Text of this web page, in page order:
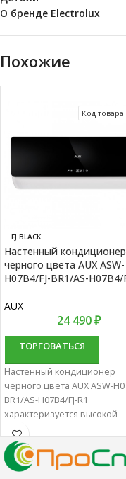
О бренде Electrolux
Похожие
Код товара:
FJ BLACK
Настенный кондиционер
черного цвета AUX ASW-
H07B4/FJ-BR1/AS-H07B4/
AUX
24 490₽
ТОРГОВАТЬСЯ
Настенный кондиционер
черного цвета AUX ASW-
BR1/AS-H07B4/FJ-R1
характеризуется высокой
надежностью и отличной
производительностью.
Настенные сплит-системы
всего подходят для